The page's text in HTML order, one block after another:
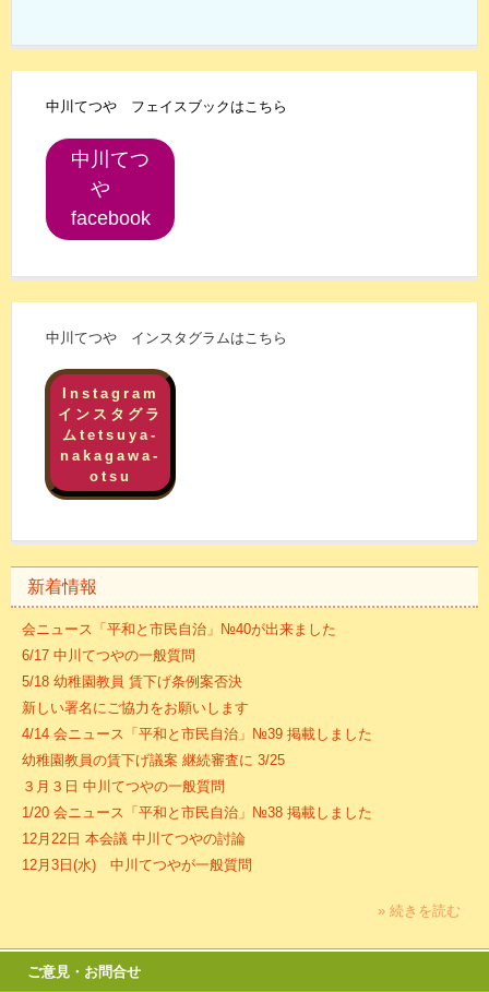
中川てつや フェイスブックはこちら
中川てつ
や
facebook
中川てつや インスタグラムはこちら
Instagram
インスタグラ
ムtetsuya-
nakagawa-
otsu
新着情報
会ニュース「平和と市民自治」№40が出来ました
6/17 中川てつやの一般質問
5/18 幼稚園教員 賃下げ条例案否決
新しい署名にご協力をお願いします
4/14 会ニュース「平和と市民自治」№39 掲載しました
幼稚園教員の賃下げ議案 継続審査に 3/25
３月３日 中川てつやの一般質問
1/20 会ニュース「平和と市民自治」№38 掲載しました
12月22日 本会議 中川てつやの討論
12月3日(水) 中川てつやが一般質問
» 続きを読む
ご意見・お問合せ